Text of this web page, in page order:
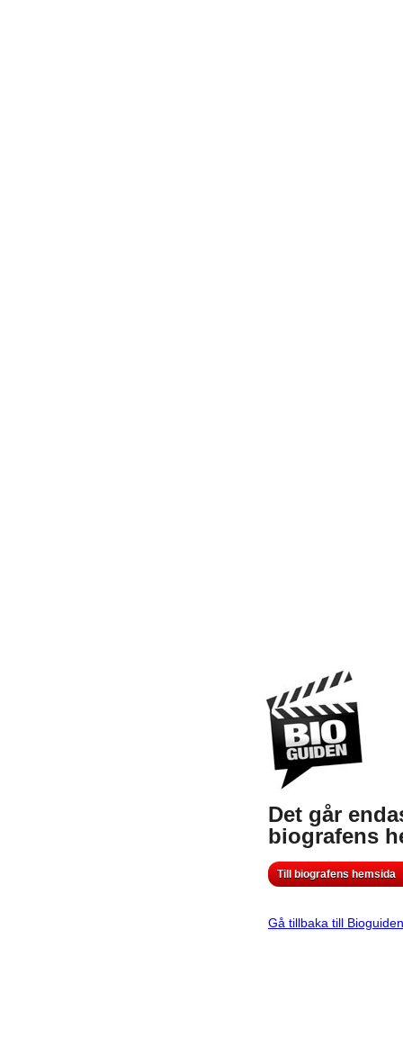
Det går
biografens
Till biografens hemsida
Gå tillbaka till Bioguiden